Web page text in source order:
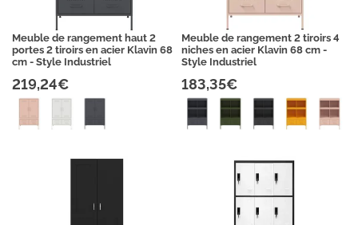
Meuble de rangement haut 2
portes 2 tiroirs en acier Klavin 68
cm - Style Industriel
219,24€
Meuble de rangement 2 tiroirs 4
niches en acier Klavin 68 cm -
Style Industriel
183,35€